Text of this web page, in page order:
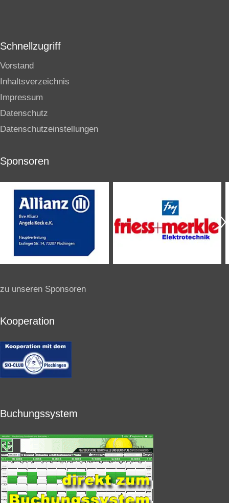
Schnellzugriff
Vorstand
Inhaltsverzeichnis
Impressum
Datenschutz
Datenschutzeinstellungen
Sponsoren
zu unseren Sponsoren
Kooperation
Buchungssystem